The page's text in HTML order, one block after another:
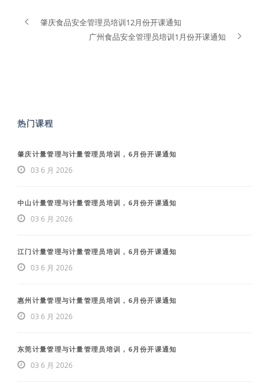
肇庆食品安全管理员培训12月份开课通知
广州食品安全管理员培训1月份开课通知
热门课程
肇庆计量管理与计量管理员培训，6月份开课通知
03 6 月 2026
中山计量管理与计量管理员培训，6月份开课通知
03 6 月 2026
江门计量管理与计量管理员培训，6月份开课通知
03 6 月 2026
惠州计量管理与计量管理员培训，6月份开课通知
03 6 月 2026
东莞计量管理与计量管理员培训，6月份开课通知
03 6 月 2026